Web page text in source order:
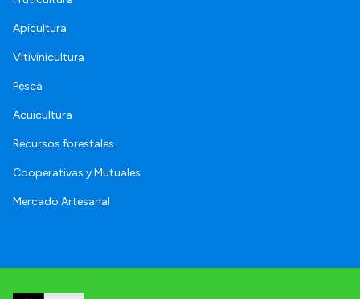
Apicultura
Vitivinicultura
Pesca
Acuicultura
Recursos forestales
Cooperativas y Mutuales
Mercado Artesanal